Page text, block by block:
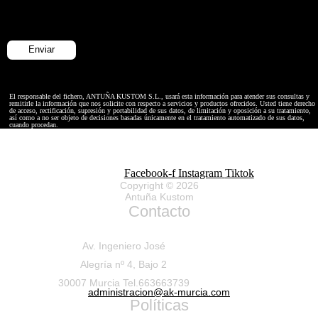
El responsable del fichero, ANTUÑA KUSTOM S.L., usará esta información para atender sus consultas y
remitirle la información que nos solicite con respecto a servicios y productos ofrecidos. Usted tiene derecho
de acceso, rectificación, supresión y portabilidad de sus datos, de limitación y oposición a su tratamiento,
así como a no ser objeto de decisiones basadas únicamente en el tratamiento automatizado de sus datos,
cuando procedan.
Facebook-f Instagram Tiktok
Copyright © 2026
Antuña Kustom
Contacto
Av. Ingeniero José
Alegría nº 4, Bajo 2
30007 Murcia Tel.663663739
administracion@ak-murcia.com
Políticas